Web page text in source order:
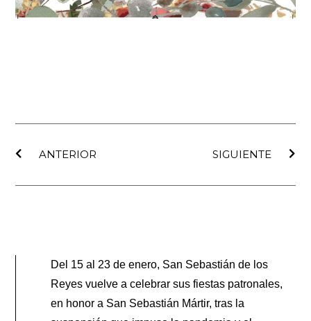
ANTERIOR
SIGUIENTE
Del 15 al 23 de enero, San Sebastián de los
Reyes vuelve a celebrar sus fiestas patronales,
en honor a San Sebastián Mártir, tras la